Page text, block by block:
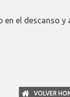
en el descanso
VOLVER